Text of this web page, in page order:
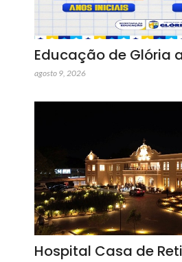
Educação de Glória
agosto 9, 2026
Hospital Casa de